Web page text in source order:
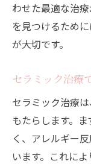
わせた最適な治
を見つけるため
が大切です。
セラミック治療
セラミック治療
もたらします。
く、アレルギー
います。これに